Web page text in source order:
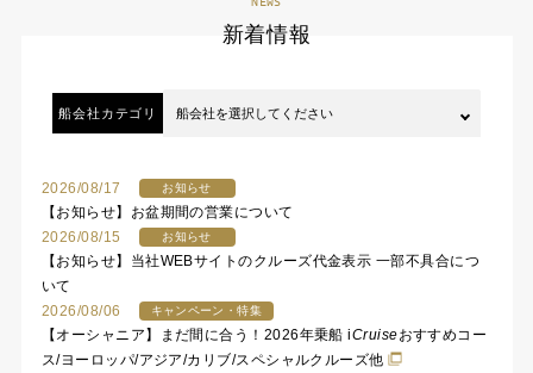
新着情報
船会社カテゴリ
2026/08/17 お知らせ
【お知らせ】お盆期間の営業について
2026/08/15
お知らせ
【お知らせ】当社WEBサイトのクルーズ代金表示 一部不具合につ
いて
2026/08/06
キャンペーン・特集
【オーシャニア】まだ間に合う！2026年乗船iCruiseおすすめコー
ス/ヨーロッパ/アジア/カリブ/スペシャルクルーズ他